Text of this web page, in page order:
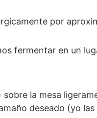
deseado (yo